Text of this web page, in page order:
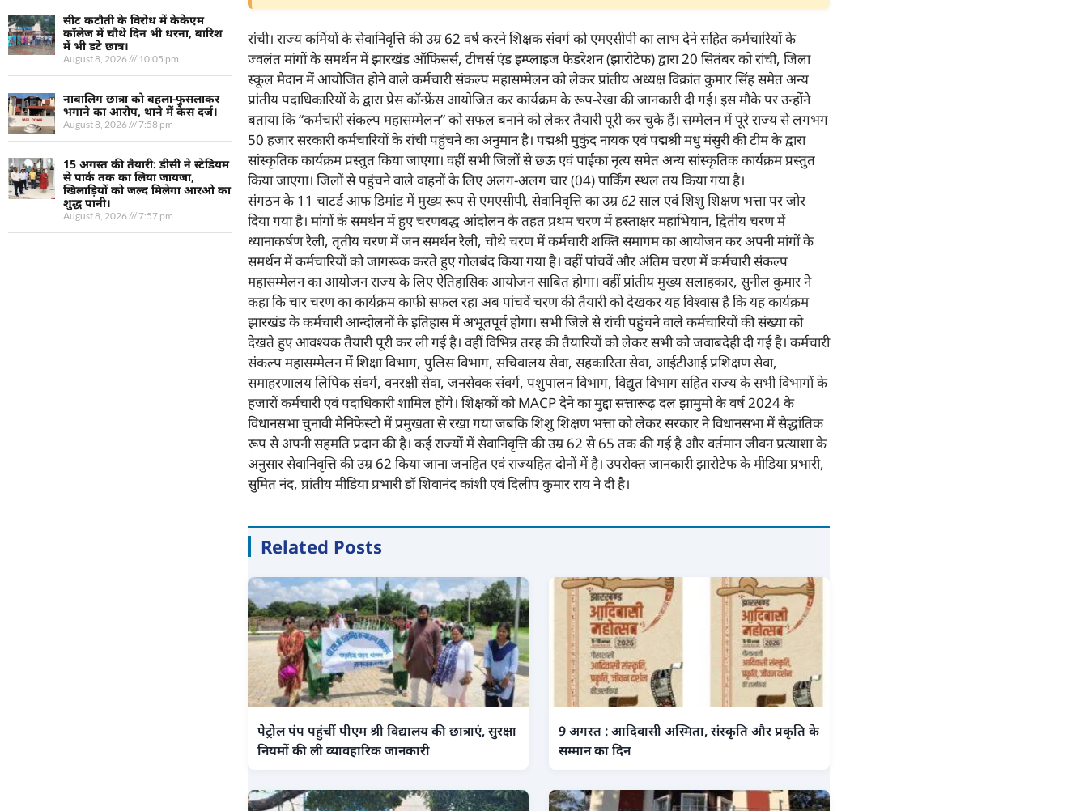
सीट कटौती के विरोध में केकेएम
कॉलेज में चौथे दिन भी धरना, बारिश
में भी डटे छात्र।
August 8, 2026 10:05 pm
नाबालिग छात्रा को बहला-फुसलाकर
भगाने का आरोप, थाने में केस दर्ज।
August 8, 2026 7:58 pm
15 अगस्त की तैयारी: डीसी ने स्टेडियम
से पार्क तक का लिया जायजा,
खिलाड़ियों को जल्द मिलेगा आरओ का
शुद्ध पानी।
August 8, 2026 7:57 pm
रांची। राज्य कर्मियों के सेवानिवृत्ति की उम्र 62 वर्ष करने शिक्षक संवर्ग को एमएसीपी का लाभ देने सहित कर्मचारियों के
ज्वलंत मांगों के समर्थन में झारखंड ऑफिसर्स, टीचर्स एंड इम्प्लाइज फेडरेशन (झारोटेफ) द्वारा 20 सितंबर को रांची, जिला
स्कूल मैदान में आयोजित होने वाले कर्मचारी संकल्प महासम्मेलन को लेकर प्रांतीय अध्यक्ष विक्रांत कुमार सिंह समेत अन्य
प्रांतीय पदाधिकारियों के द्वारा प्रेस कॉन्फ्रेंस आयोजित कर कार्यक्रम के रूप-रेखा की जानकारी दी गई। इस मौके पर उन्होंने
बताया कि “कर्मचारी संकल्प महासम्मेलन” को सफल बनाने को लेकर तैयारी पूरी कर चुके हैं। सम्मेलन में पूरे राज्य से लगभग
50 हजार सरकारी कर्मचारियों के रांची पहुंचने का अनुमान है। पद्मश्री मुकुंद नायक एवं पद्मश्री मधु मंसुरी की टीम के द्वारा
सांस्कृतिक कार्यक्रम प्रस्तुत किया जाएगा। वहीं सभी जिलों से छऊ एवं पाईका नृत्य समेत अन्य सांस्कृतिक कार्यक्रम प्रस्तुत
किया जाएगा। जिलों से पहुंचने वाले वाहनों के लिए अलग-अलग चार (04) पार्किंग स्थल तय किया गया है।
संगठन के 11 चाटर्ड आफ डिमांड में मुख्य रूप सेएमएसीपी, सेवानिवृत्ति का उम्र 62 साल एवं शिशु शिक्षण भत्तापर जोर
दिया गया है। मांगों के समर्थन में हुए चरणबद्ध आंदोलन के तहत प्रथम चरण में हस्ताक्षर महाभियान, द्वितीय चरण में
ध्यानाकर्षण रैली, तृतीय चरण में जन समर्थन रैली, चौथे चरण में कर्मचारी शक्ति समागम का आयोजन कर अपनी मांगों के
समर्थन में कर्मचारियों को जागरूक करते हुए गोलबंद किया गया है। वहीं पांचवें और अंतिम चरण मेंकर्मचारी संकल्प
महासम्मेलनका आयोजन राज्य के लिए ऐतिहासिक आयोजन साबित होगा। वहीं प्रांतीय मुख्य सलाहकार, सुनील कुमार ने
कहा कि चार चरण का कार्यक्रम काफी सफल रहा अब पांचवें चरण की तैयारी को देखकर यह विश्वास है कि यह कार्यक्रम
झारखंड के कर्मचारी आन्दोलनों के इतिहास में अभूतपूर्व होगा। सभी जिले से रांची पहुंचने वाले कर्मचारियों की संख्या को
देखते हुए आवश्यक तैयारी पूरी कर ली गई है। वहीं विभिन्न तरह की तैयारियों को लेकर सभी को जवाबदेही दी गई है। कर्मचारी
संकल्प महासम्मेलन में शिक्षा विभाग, पुलिस विभाग, सचिवालय सेवा, सहकारिता सेवा, आईटीआई प्रशिक्षण सेवा,
समाहरणालय लिपिक संवर्ग, वनरक्षी सेवा, जनसेवक संवर्ग, पशुपालन विभाग, विद्युत विभाग सहित राज्य के सभी विभागों के
हजारों कर्मचारी एवं पदाधिकारी शामिल होंगे। शिक्षकों को MACP देने का मुद्दा सत्तारूढ़ दल झामुमो के वर्ष 2024 के
विधानसभा चुनावी मैनिफेस्टो में प्रमुखता से रखा गया जबकि शिशु शिक्षण भत्ता को लेकर सरकार ने विधानसभा में सैद्धांतिक
रूप से अपनी सहमति प्रदान की है। कई राज्यों में सेवानिवृत्ति की उम्र 62 से 65 तक की गई है और वर्तमान जीवन प्रत्याशा के
अनुसार सेवानिवृत्ति की उम्र 62 किया जाना जनहित एवं राज्यहित दोनों में है। उपरोक्त जानकारी झारोटेफ के मीडिया प्रभारी,
सुमित नंद, प्रांतीय मीडिया प्रभारी डॉ शिवानंद कांशी एवं दिलीप कुमार राय ने दी है।
Related Posts
पेट्रोल पंप पहुंचीं पीएम श्री विद्यालय की छात्राएं, सुरक्षा
नियमों की ली व्यावहारिक जानकारी
9 अगस्त : आदिवासी अस्मिता, संस्कृति और प्रकृति के
सम्मान का दिन